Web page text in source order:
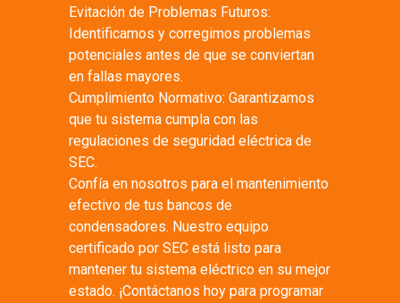
Evitación de Problemas Futuros:
Identificamos y corregimos problemas
potenciales antes de que se conviertan
en fallas mayores.
Cumplimiento Normativo: Garantizamos
que tu sistema cumpla con las
regulaciones de seguridad eléctrica de
SEC.
Confía en nosotros para el mantenimiento
efectivo de tus bancos de
condensadores. Nuestro equipo
certificado por SEC está listo para
mantener tu sistema eléctrico en su mejor
estado. ¡Contáctanos hoy para programar